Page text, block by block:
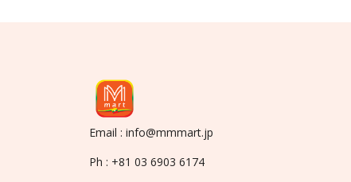
Email : info@mmmart.jp
Ph : +81 03 6903 6174